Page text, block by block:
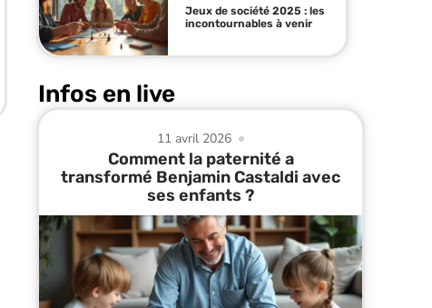
Jeux de société 2025 : les
incontournables à venir
Infos en live
11 avril 2026
Comment la paternité a
transformé Benjamin Castaldi avec
ses enfants ?